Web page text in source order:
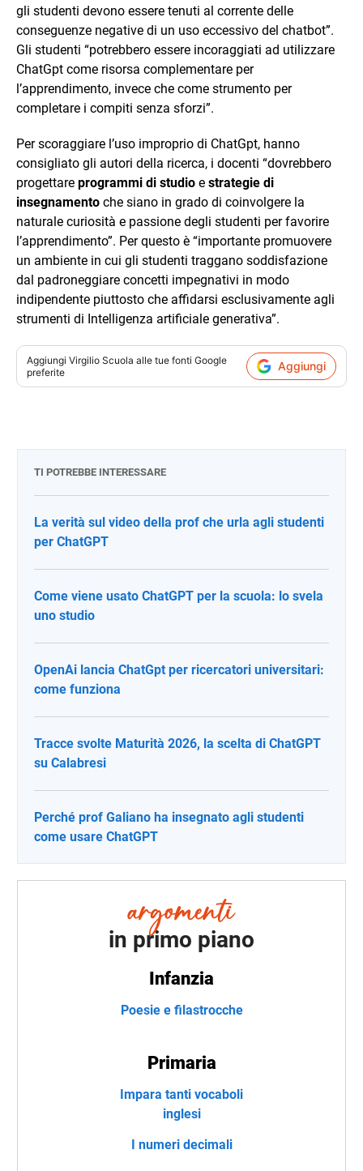
gli studenti devono essere tenuti al corrente delle
conseguenze negative di un uso eccessivo del chatbot”.
Gli studenti “potrebbero essere incoraggiati ad utilizzare
ChatGpt come risorsa complementare per
l’apprendimento, invece che come strumento per
completare i compiti senza sforzi”.
Per scoraggiare l’uso improprio di ChatGpt, hanno
consigliato gli autori della ricerca, i docenti “dovrebbero
progettare programmi di studio e strategie di
insegnamento che siano in grado di coinvolgere la
naturale curiosità e passione degli studenti per favorire
l’apprendimento”. Per questo è “importante promuovere
un ambiente in cui gli studenti traggano soddisfazione
dal padroneggiare concetti impegnativi in modo
indipendente piuttosto che affidarsi esclusivamente agli
strumenti di Intelligenza artificiale generativa”.
Aggiungi Virgilio Scuola alle tue fonti Google
preferite
Aggiungi
TI POTREBBE INTERESSARE
La verità sul video della prof che urla agli studenti
per ChatGPT
Come viene usato ChatGPT per la scuola: lo svela
uno studio
OpenAi lancia ChatGpt per ricercatori universitari:
come funziona
Tracce svolte Maturità 2026, la scelta di ChatGPT
su Calabresi
Perché prof Galiano ha insegnato agli studenti
come usare ChatGPT
in primo piano
Infanzia
Poesie e filastrocche
Primaria
Impara tanti vocaboli
inglesi
I numeri decimali